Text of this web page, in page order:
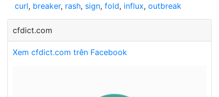
curl, breaker, rash, sign, fold, influx, outbreak
cfdict.com
Xem cfdict.com trên Facebook